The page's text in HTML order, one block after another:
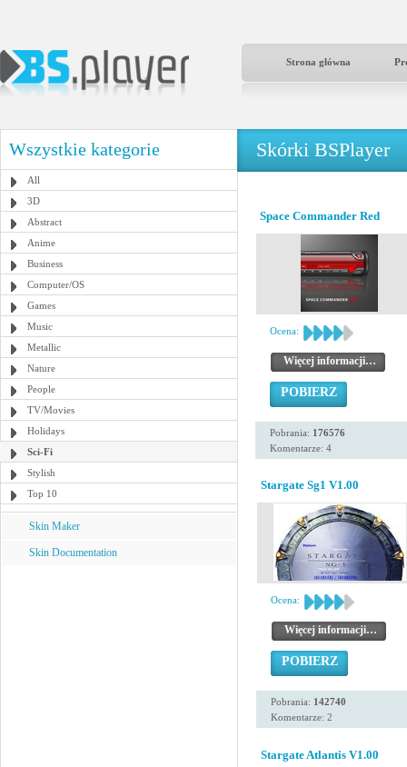
Strona główna
Wszystkie kategorie
All
3D
Abstract
Anime
Business
Computer/OS
Games
Music
Metallic
Nature
People
TV/Movies
Holidays
Sci-Fi
Stylish
Top 10
Skin Maker
Skin Documentation
Skórki BSPlayer
Space Commander Red
Ocena:
Więcej informacji…
POBIERZ
Pobrania: 176576
Komentarze: 4
Stargate Sg1 V1.00
Ocena:
Więcej informacji…
POBIERZ
Pobrania: 142740
Komentarze: 2
Stargate Atlantis V1.00